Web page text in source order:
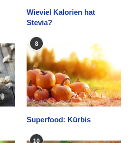
Wieviel Kalorien hat
Stevia?
8
Superfood: Kürbis
10